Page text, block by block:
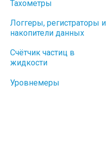
Тахометры
Логгеры, регистраторы и
накопители данных
Cчётчик частиц в
жидкости
Уровнемеры